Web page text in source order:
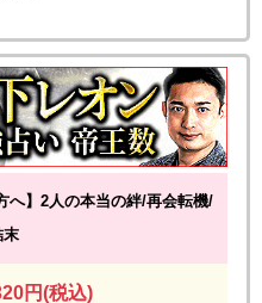
へ】2人の本当の絆/再会転機/
末
円(税込)